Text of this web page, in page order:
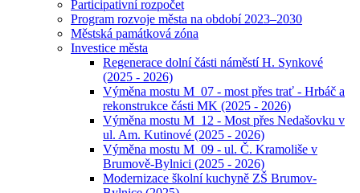
Participativní rozpočet
Program rozvoje města na období 2023–2030
Městská památková zóna
Investice města
Regenerace dolní části náměstí H. Synkové
(2025 - 2026)
Výměna mostu M_07 - most přes trať - Hrbáč a
rekonstrukce části MK (2025 - 2026)
Výměna mostu M_12 - Most přes Nedašovku v
ul. Am. Kutinové (2025 - 2026)
Výměna mostu M_09 - ul. Č. Kramoliše v
Brumově-Bylnici (2025 - 2026)
Modernizace školní kuchyně ZŠ Brumov-